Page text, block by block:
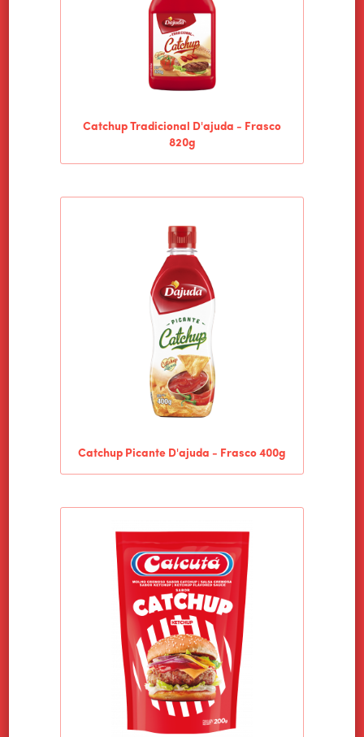
PRODUTOS
CULINÁRIA
NOTÍCIAS
CONTATO
TRABALHE CONOSCO
Catchup Tradicional D'ajuda - Frasco
820g
Catchup Picante D'ajuda - Frasco 400g